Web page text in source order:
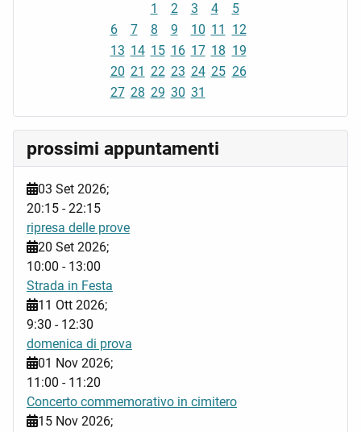
1
2 3 4
5
6
7 8 9 10 11
12
13 14 15 16 17 18 19
20 21 22 23 24 25 26
27 28 29 30 31
prossimi appuntamenti
03 Set 2026;
20:15 -22:15
ripresa delle prove
20 Set 2026;
10:00 - 13:00
Strada in Festa
11 Ott 2026;
9:30 - 12:30
domenica di prova
01 Nov 2026;
11:00 - 11:20
Concerto commemorativo in cimitero
15 Nov 2026;